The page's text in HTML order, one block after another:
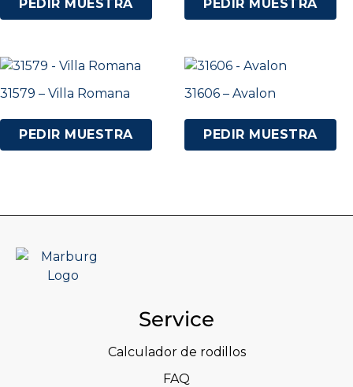
PEDIR MUESTRA PEDIR MUESTRA
31579 – Villa Romana
PEDIR MUESTRA
31606 – Avalon
PEDIR MUESTRA
Service
Calculador de rodillos
FAQ